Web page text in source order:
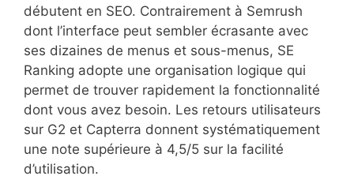
débutent en SEO. Contrairement à Semrush
dont l’interface peut sembler écrasante avec
ses dizaines de menus et sous-menus, SE
Ranking adopte une organisation logique qui
permet de trouver rapidement la fonctionnalité
dont vous avez besoin. Les retours utilisateurs
sur G2 et Capterra donnent systématiquement
une note supérieure à 4,5/5 sur la facilité
d’utilisation.